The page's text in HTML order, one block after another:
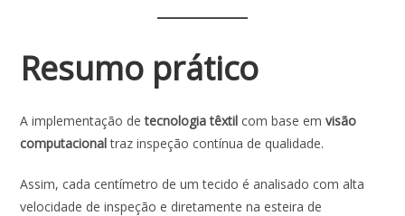
Resumo prático
A implementação detecnologia têxtil com base emvisão
computacionaltraz inspeção contínua de qualidade.
Assim, cada centímetro de um tecido é analisado com alta
velocidade de inspeção e diretamente na esteira de